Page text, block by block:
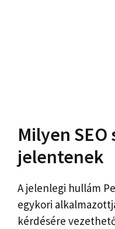
Milyen
jelentenek
A jelenlegi hullám
egykori
kérdésére